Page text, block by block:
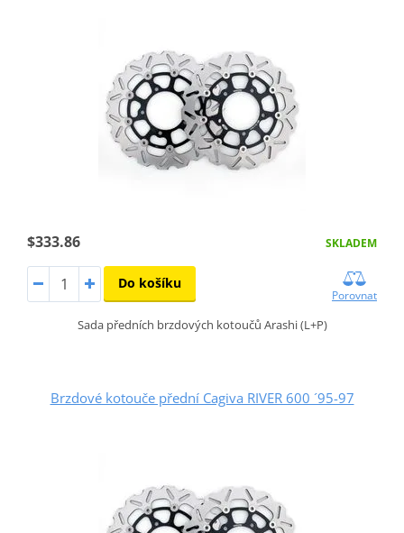
$333.86 SKLADEM
Do košíku
Porovnat
Sada předních brzdových kotoučů Arashi (L+P)
Brzdové kotouče přední Cagiva RIVER 600 ´95-97